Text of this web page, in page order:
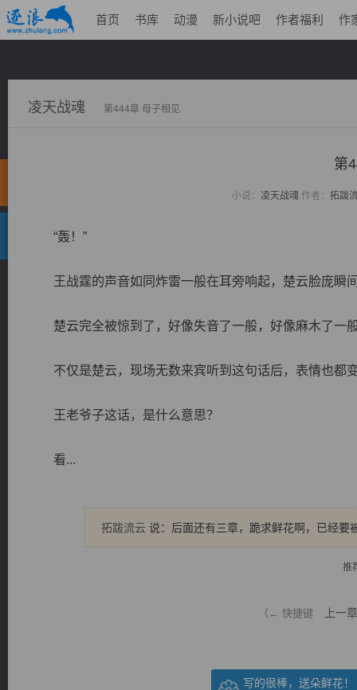
首页 书库 动漫 新小说吧 作者福利 作
凌天战魂 第444章 母子相见
第
小说： 凌天战魂作者： 拓跋
“轰！”
王战霆的声音如同炸雷一般在耳旁响起，楚云脸庞瞬
楚云完全被惊到了，好像失音了一般，好像麻木了一
不仅是楚云，现场无数来宾听到这句话后，表情也都
王老爷子这话，是什么意思？
看...
拓跋流云 说：后面还有三章，跪求鲜花啊，已经要
推
（← 快捷键 上一章
写的很棒，送朵鲜花！